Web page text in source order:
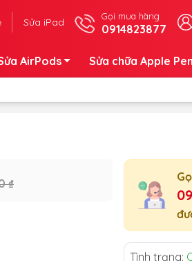
Sửa iPad Gọi mua hàng
0914823877
AirPods Sửa chữa Apple
₫
Tình trạng: